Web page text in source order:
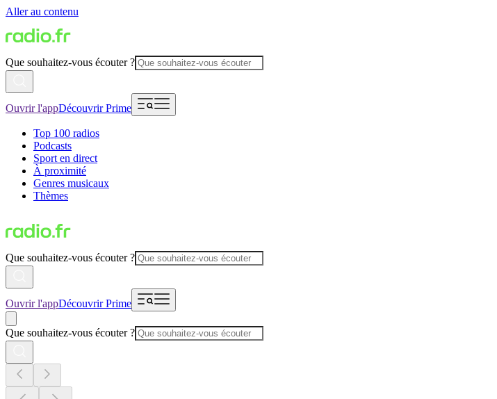
Aller au contenu
Que souhaitez-vous écouter ?
Ouvrir l'appDécouvrir Prime
Top 100 radios
Podcasts
Sport en direct
À proximité
Genres musicaux
Thèmes
Que souhaitez-vous écouter ?
Ouvrir l'appDécouvrir Prime
Que souhaitez-vous écouter ?